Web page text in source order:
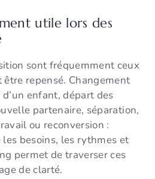
utile lors des
sont fréquemment ceux
être repensé. Changement
enfant, départ des
partenaire, séparation,
ou reconversion :
besoins, les rythmes et
permet de traverser ces
de clarté.